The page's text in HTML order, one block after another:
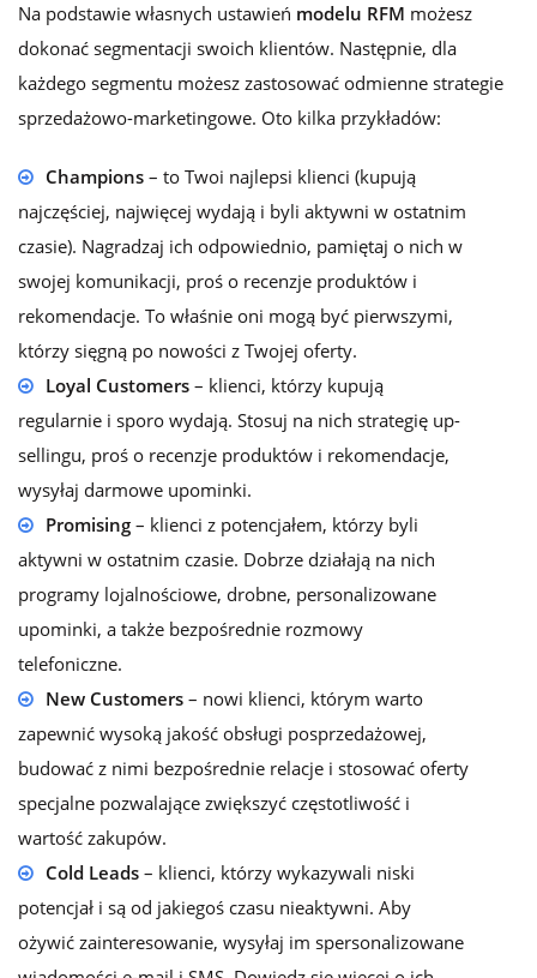
Na podstawie własnych ustawień modelu RFM możesz
dokonać segmentacji swoich klientów. Następnie, dla
każdego segmentu możesz zastosować odmienne strategie
sprzedażowo-marketingowe. Oto kilka przykładów:
Champions – to Twoi najlepsi klienci (kupują
najczęściej, najwięcej wydają i byli aktywni w ostatnim
czasie). Nagradzaj ich odpowiednio, pamiętaj o nich w
swojej komunikacji, proś o recenzje produktów i
rekomendacje. To właśnie oni mogą być pierwszymi,
którzy sięgną po nowości z Twojej oferty.
Loyal Customers – klienci, którzy kupują
regularnie i sporo wydają. Stosuj na nich strategię up-
sellingu, proś o recenzje produktów i rekomendacje,
wysyłaj darmowe upominki.
Promising – klienci z potencjałem, którzy byli
aktywni w ostatnim czasie. Dobrze działają na nich
programy lojalnościowe, drobne, personalizowane
upominki, a także bezpośrednie rozmowy
telefoniczne.
New Customers – nowi klienci, którym warto
zapewnić wysoką jakość obsługi posprzedażowej,
budować z nimi bezpośrednie relacje i stosować oferty
specjalne pozwalające zwiększyć częstotliwość i
wartość zakupów.
Cold Leads – klienci, którzy wykazywali niski
potencjał i są od jakiegoś czasu nieaktywni. Aby
ożywić zainteresowanie, wysyłaj im spersonalizowane